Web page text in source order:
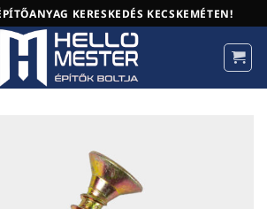
KERESKEDÉS KECSKEMÉTEN!